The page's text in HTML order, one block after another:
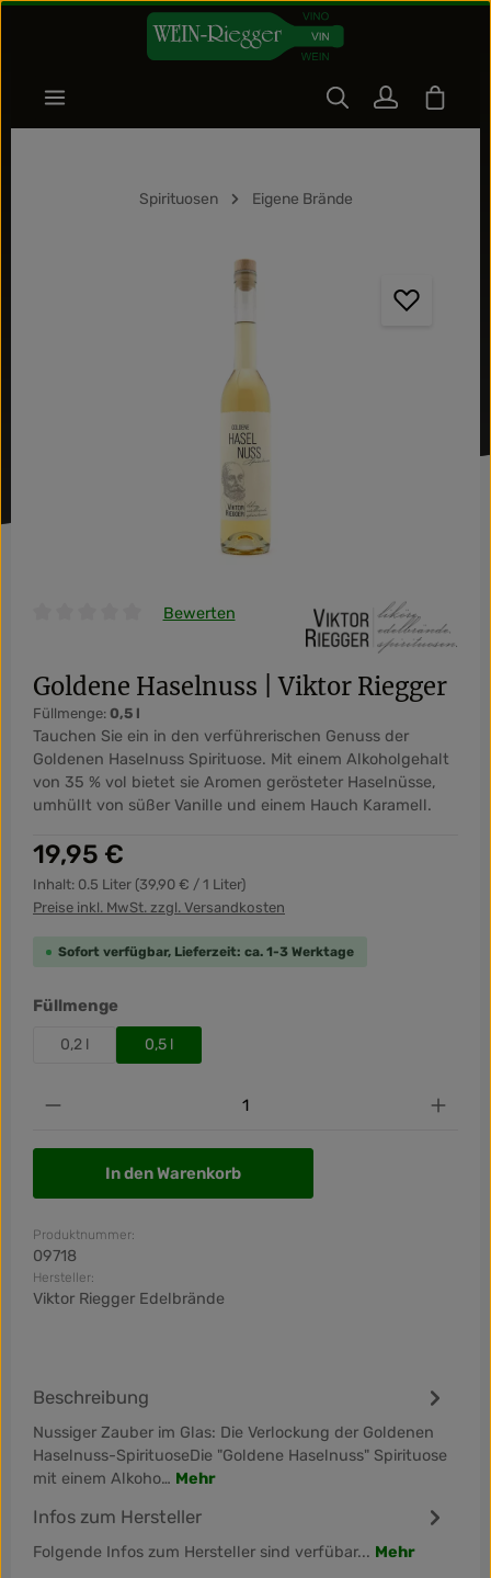
Zum Hauptinhalt springen
Spirituosen Eigene Brände
Durchschnittliche Bewertung von 0 von 5 Sternen
Bewerten
Goldene Haselnuss | Viktor Riegger
Füllmenge: 0,5 l
Tauchen Sie ein in den verführerischen Genuss der
Goldenen Haselnuss Spirituose. Mit einem Alkoholgehalt
von 35 % vol bietet sie Aromen gerösteter Haselnüsse,
umhüllt von süßer Vanille und einem Hauch Karamell.
Regulärer Preis:
19,95 €
Inhalt: 0.5 Liter (39,90 € / 1 Liter)
Preise inkl. MwSt. zzgl. Versandkosten
Sofort verfügbar, Lieferzeit: ca. 1-3 Werktage
Füllmenge
0,2 l 0,5 l
Produkt Anzahl: Gib den gewünschten Wert
In den Warenkorb
Produktnummer:
09718
Hersteller:
Viktor Riegger Edelbrände
Beschreibung
Nussiger Zauber im Glas: Die Verlockung der Goldenen
Haselnuss-SpirituoseDie "Goldene Haselnuss" Spirituose
mit einem Alkoho… Mehr
Infos zum Hersteller
Folgende Infos zum Hersteller sind verfübar... Mehr